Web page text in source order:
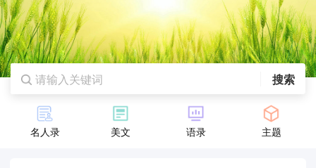
搜索
名人录 美文 语录 主题